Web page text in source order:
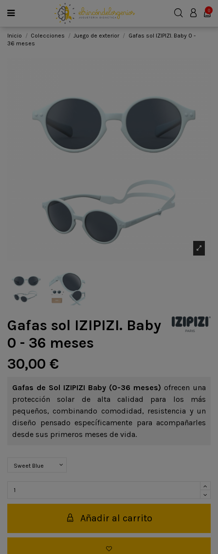
0
Inicio Colecciones Juego de exterior
Gafas sol IZIPIZI. Baby 0 -
36 meses
Gafas sol IZIPIZI. Baby
0 - 36 meses
30,00 €
Gafas de Sol IZIPIZI Baby (0-36 meses) ofrecen una
protección solar de alta calidad para los más
pequeños, combinando comodidad, resistencia y un
diseño pensado específicamente para acompañarles
desde sus primeros meses de vida.
Añadir al carrito